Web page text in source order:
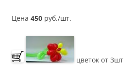
Цена 450 руб./шт.
цветок от 3шт